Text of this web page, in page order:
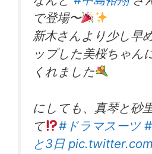
で登場〜
新木さんより少し早
ップした美桜ちゃん
くれました
にしても、真琴と砂
て
#ドラマスーツ
と3日